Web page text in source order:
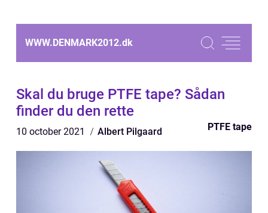
WWW.DENMARK2012.dk
Skal du bruge PTFE tape? Sådan
finder du den rette
10 october 2021 Albert Pilgaard PTFE tape